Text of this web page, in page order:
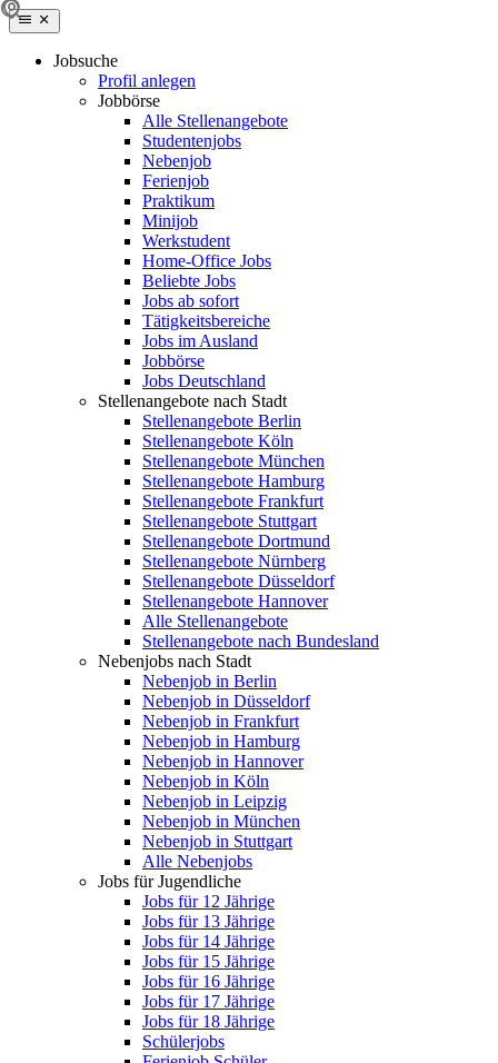
Jobsuche
Profil anlegen
Jobbörse
Alle Stellenangebote
Studentenjobs
Nebenjob
Ferienjob
Praktikum
Minijob
Werkstudent
Home-Office Jobs
Beliebte Jobs
Jobs ab sofort
Tätigkeitsbereiche
Jobs im Ausland
Jobbörse
Jobs Deutschland
Stellenangebote nach Stadt
Stellenangebote Berlin
Stellenangebote Köln
Stellenangebote München
Stellenangebote Hamburg
Stellenangebote Frankfurt
Stellenangebote Stuttgart
Stellenangebote Dortmund
Stellenangebote Nürnberg
Stellenangebote Düsseldorf
Stellenangebote Hannover
Alle Stellenangebote
Stellenangebote nach Bundesland
Nebenjobs nach Stadt
Nebenjob in Berlin
Nebenjob in Düsseldorf
Nebenjob in Frankfurt
Nebenjob in Hamburg
Nebenjob in Hannover
Nebenjob in Köln
Nebenjob in Leipzig
Nebenjob in München
Nebenjob in Stuttgart
Alle Nebenjobs
Jobs für Jugendliche
Jobs für 12 Jährige
Jobs für 13 Jährige
Jobs für 14 Jährige
Jobs für 15 Jährige
Jobs für 16 Jährige
Jobs für 17 Jährige
Jobs für 18 Jährige
Schülerjobs